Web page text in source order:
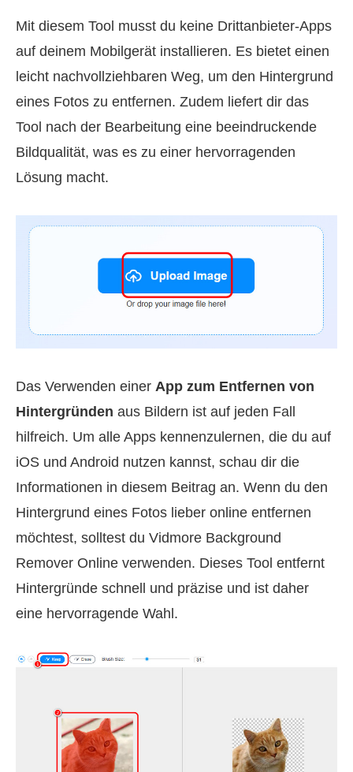
Mit diesem Tool musst du keine Drittanbieter-Apps
auf deinem Mobilgerät installieren. Es bietet einen
leicht nachvollziehbaren Weg, um den Hintergrund
eines Fotos zu entfernen. Zudem liefert dir das
Tool nach der Bearbeitung eine beeindruckende
Bildqualität, was es zu einer hervorragenden
Lösung macht.
Das Verwenden einer App zum Entfernen von
Hintergründen aus Bildern ist auf jeden Fall
hilfreich. Um alle Apps kennenzulernen, die du auf
iOS und Android nutzen kannst, schau dir die
Informationen in diesem Beitrag an. Wenn du den
Hintergrund eines Fotos lieber online entfernen
möchtest, solltest du Vidmore Background
Remover Online verwenden. Dieses Tool entfernt
Hintergründe schnell und präzise und ist daher
eine hervorragende Wahl.